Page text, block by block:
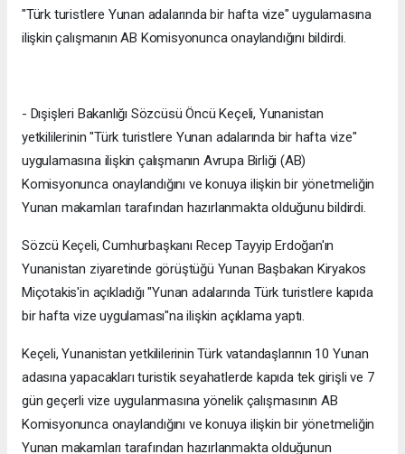
"Türk turistlere Yunan adalarında bir hafta vize" uygulamasına
ilişkin çalışmanın AB Komisyonunca onaylandığını bildirdi.
- Dışişleri Bakanlığı Sözcüsü Öncü Keçeli, Yunanistan
yetkililerinin "Türk turistlere Yunan adalarında bir hafta vize"
uygulamasına ilişkin çalışmanın Avrupa Birliği (AB)
Komisyonunca onaylandığını ve konuya ilişkin bir yönetmeliğin
Yunan makamları tarafından hazırlanmakta olduğunu bildirdi.
Sözcü Keçeli, Cumhurbaşkanı Recep Tayyip Erdoğan'ın
Yunanistan ziyaretinde görüştüğü Yunan Başbakan Kiryakos
Miçotakis'in açıkladığı "Yunan adalarında Türk turistlere kapıda
bir hafta vize uygulaması"na ilişkin açıklama yaptı.
Keçeli, Yunanistan yetkililerinin Türk vatandaşlarının 10 Yunan
adasına yapacakları turistik seyahatlerde kapıda tek girişli ve 7
gün geçerli vize uygulanmasına yönelik çalışmasının AB
Komisyonunca onaylandığını ve konuya ilişkin bir yönetmeliğin
Yunan makamları tarafından hazırlanmakta olduğunun